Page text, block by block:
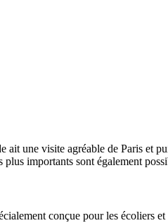
une visite agréable de Paris et
importants sont également
conçue pour les écoliers